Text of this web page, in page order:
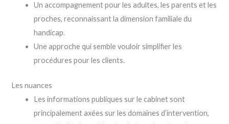
Un accompagnement pour les adultes, les parents et les
proches, reconnaissant la dimension familiale du
handicap.
Une approche qui semble vouloir simplifier les
procédures pour les clients.
Les nuances
Les informations publiques sur le cabinet sont
principalement axées sur les domaines d’intervention,